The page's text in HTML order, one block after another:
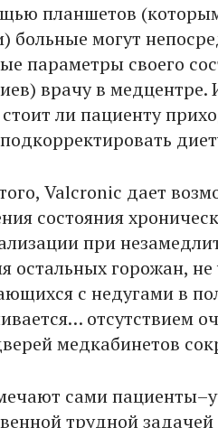
планшетов
больные могут
параметры своего
врачу в медцентре.
ли пациенту
Valcronic дает
состояния
при
остальных горожан,
с недугами в
отсутствием
медкабинетов
сами
трудной